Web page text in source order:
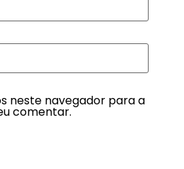
neste navegador para a
comentar.